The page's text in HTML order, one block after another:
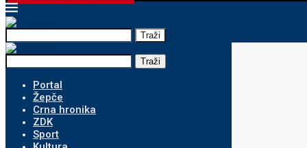
Traži
Traži
Portal
Žepče
Crna hronika
ZDK
Sport